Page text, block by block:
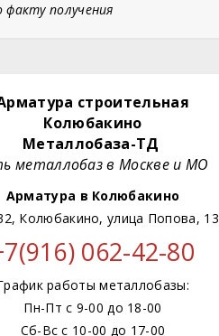
факту получения
строительная
Колюбакино
Металлобаза-ТД
металлобаз в Москве и МО
Арматура в Колюбакино
Колюбакино, улица Попова, 13
062-42-80
работы металлобазы:
Пн-Пт с 9-00 до 18-00
Сб-Вс с 10-00 до 17-00